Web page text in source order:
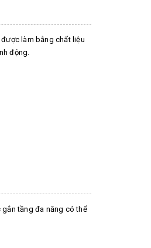
làm bằng chất liệu
động.
tầng đa năng có thể